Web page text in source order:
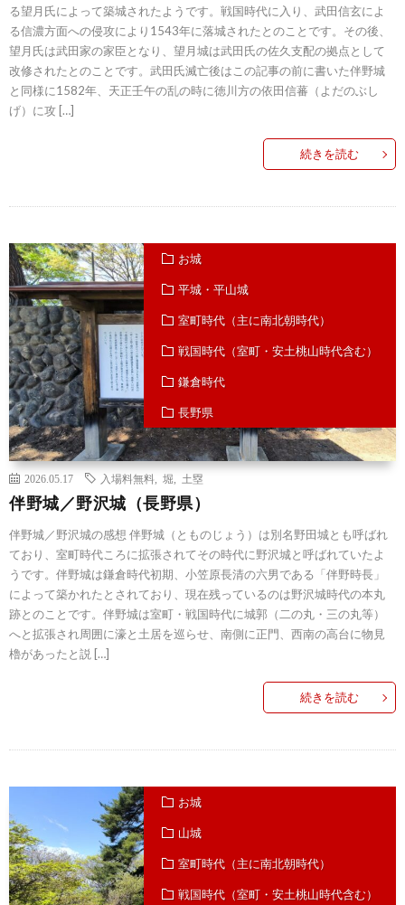
る望月氏によって築城されたようです。戦国時代に入り、武田信玄によ
る信濃方面への侵攻により1543年に落城されたとのことです。その後、
望月氏は武田家の家臣となり、望月城は武田氏の佐久支配の拠点として
改修されたとのことです。武田氏滅亡後はこの記事の前に書いた伴野城
と同様に1582年、天正壬午の乱の時に徳川方の依田信蕃（よだのぶし
げ）に攻 […]
続きを読む
お城
平城・平山城
室町時代（主に南北朝時代）
戦国時代（室町・安土桃山時代含む）
鎌倉時代
長野県
2026.05.17 入場料無料 堀 土塁
伴野城／野沢城（長野県）
伴野城／野沢城の感想 伴野城（とものじょう）は別名野田城とも呼ばれ
ており、室町時代ころに拡張されてその時代に野沢城と呼ばれていたよ
うです。伴野城は鎌倉時代初期、小笠原長清の六男である「伴野時長」
によって築かれたとされており、現在残っているのは野沢城時代の本丸
跡とのことです。伴野城は室町・戦国時代に城郭（二の丸・三の丸等）
へと拡張され周囲に濠と土居を巡らせ、南側に正門、西南の高台に物見
櫓があったと説 […]
続きを読む
お城
山城
室町時代（主に南北朝時代）
戦国時代（室町・安土桃山時代含む）